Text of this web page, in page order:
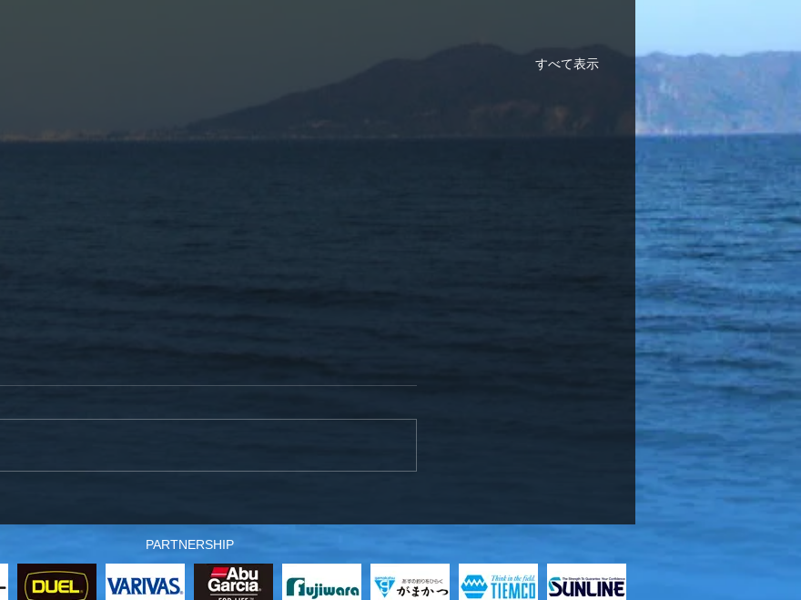
すべて表示
仕掛～製作工程のお知らせ
沖のメバル釣り
PARTNERSHIP